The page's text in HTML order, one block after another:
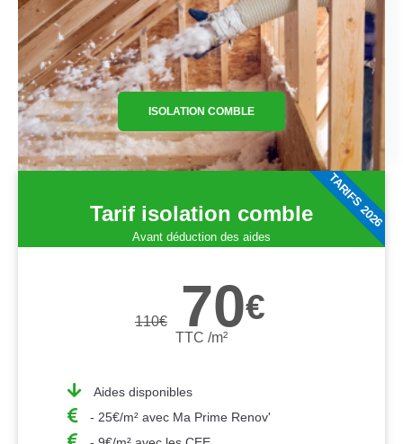
ISOLATION COMBLE
Tarif isolation comble
Avant déduction des aides
110€ 70€
TTC /m²
Aides disponibles
- 25€/m² avec Ma Prime Renov'
TARIFS 2026